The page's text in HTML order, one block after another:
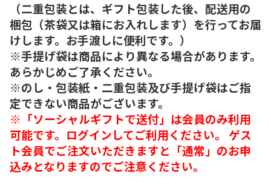
（二重包装とは、ギフト包装した後、配送用の
梱包（茶袋又は箱にお入れします）を行ってお届
けします。お手渡しに便利です。）
※手提げ袋は商品により異なる場合があります。
あらかじめご了承ください。
※のし・包装紙・二重包装及び手提げ袋はご指
定できない商品がございます。
※「ソーシャルギフトで送付」は会員のみ利用
可能です。ログインしてご利用ください。 ゲス
ト会員でご注文いただきますと「通常」のお申
込みとなりますのでご注意ください。